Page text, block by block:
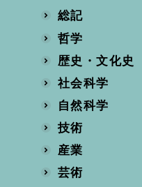
総記
哲学
歴史・文化史
社会科学
自然科学
技術
産業
芸術